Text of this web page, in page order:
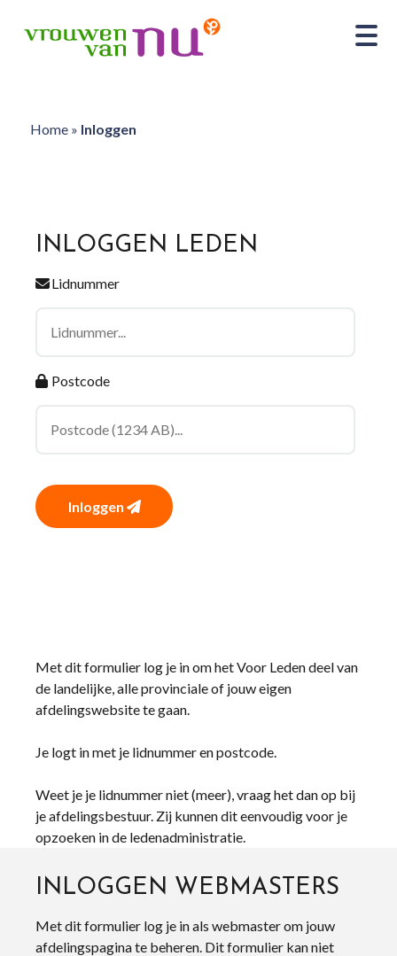
Home» Inloggen
INLOGGEN LEDEN
Lidnummer
Postcode
Inloggen
Met dit formulier log je in om het Voor Leden deel van
de landelijke, alle provinciale of jouw eigen
afdelingswebsite te gaan.
Je logt in met je lidnummer en postcode.
Weet je je lidnummer niet (meer), vraag het dan op bij
je afdelingsbestuur. Zij kunnen dit eenvoudig voor je
opzoeken in de ledenadministratie.
INLOGGEN WEBMASTERS
Met dit formulier log je in als webmaster om jouw
afdelingspagina te beheren. Dit formulier kan niet